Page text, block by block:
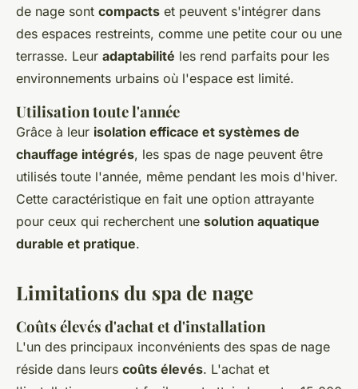
de nage sont compacts et peuvent s'intégrer dans
des espaces restreints, comme une petite cour ou une
terrasse. Leur adaptabilité les rend parfaits pour les
environnements urbains où l'espace est limité.
Utilisation toute l'année
Grâce à leur isolation efficace et systèmes de
chauffage intégrés, les spas de nage peuvent être
utilisés toute l'année, même pendant les mois d'hiver.
Cette caractéristique en fait une option attrayante
pour ceux qui recherchent une solution aquatique
durable et pratique.
Limitations du spa de nage
Coûts élevés d'achat et d'installation
L'un des principaux inconvénients des spas de nage
réside dans leurs coûts élevés. L'achat et